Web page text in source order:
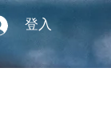
登入